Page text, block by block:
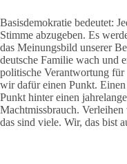
Basisdemokratie bedeutet:
Stimme abzugeben. Es
das Meinungsbild unserer
deutsche Familie wach und
politische Verantwortung
wir dafür einen Punkt.
Punkt hinter einen
Machtmissbrauch.
das sind viele. Wir, das bist